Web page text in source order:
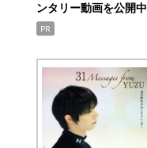
ンタリー動画を公開中
PR